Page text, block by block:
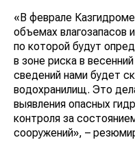
«В феврале
объемах влагозапасов
по которой будут
в зоне риска в
сведений нами будет
водохранилищ. Это
выявления опасных
контроля за
сооружений», –